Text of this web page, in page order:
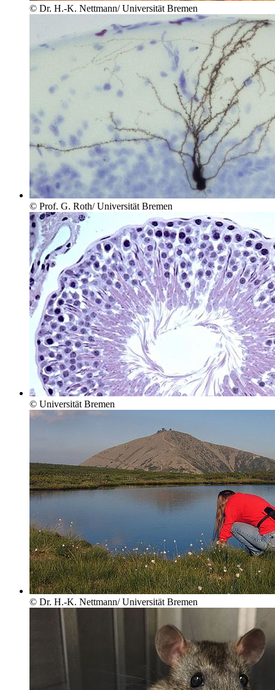
© Dr. H.-K. Nettmann/ Universität Bremen
© Prof. G. Roth/ Universität Bremen
© Universität Bremen
© Dr. H.-K. Nettmann/ Universität Bremen